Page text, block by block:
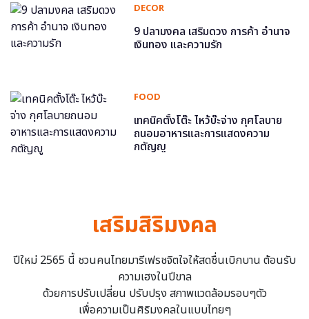
DECOR
9 ปลามงคล เสริมดวง การค้า อำนาจ
เงินทอง และความรัก
FOOD
เทคนิคตั้งโต๊ะ ไหว้บ๊ะจ่าง กุศโลบาย
ถนอมอาหารและการแสดงความ
กตัญญู
เสริมสิริมงคล
ปีใหม่ 2565 นี้ ชวนคนไทยมารีเฟรชจิตใจให้สดชื่นเบิกบาน ต้อนรับ
ความเฮงในปีขาล
ด้วยการปรับเปลี่ยน ปรับปรุง สภาพแวดล้อมรอบๆตัว
เพื่อความเป็นศิริมงคลในแบบไทยๆ